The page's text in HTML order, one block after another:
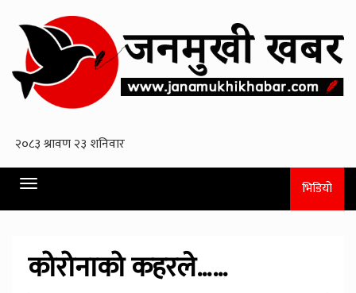
Toggle
navigation
भिडियो
कोरोनाको कहरले……